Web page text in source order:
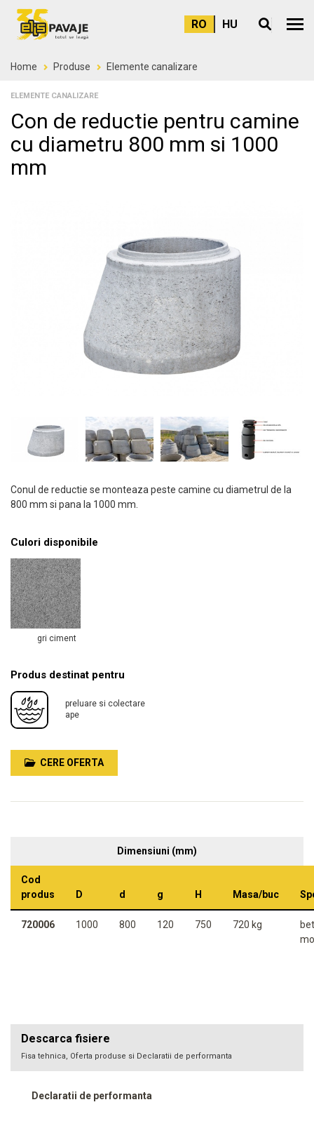
RO HU Meniu
Home Produse Elemente canalizare
ELEMENTE CANALIZARE
Con de reductie pentru camine
cu diametru 800 mm si 1000
mm
Conul de reductie se monteaza peste camine cu diametrul de la
800 mm si pana la 1000 mm.
Culori disponibile
gri ciment
Produs destinat pentru
preluare si colectare
ape
CERE OFERTA
Dimensiuni (mm)
Cod
produs
D d g H Masa/buc
720006 1000 800 120 750 720 kg
Descarca fisiere
Fisa tehnica, Oferta produse si Declaratii de performanta
Declaratii de performanta